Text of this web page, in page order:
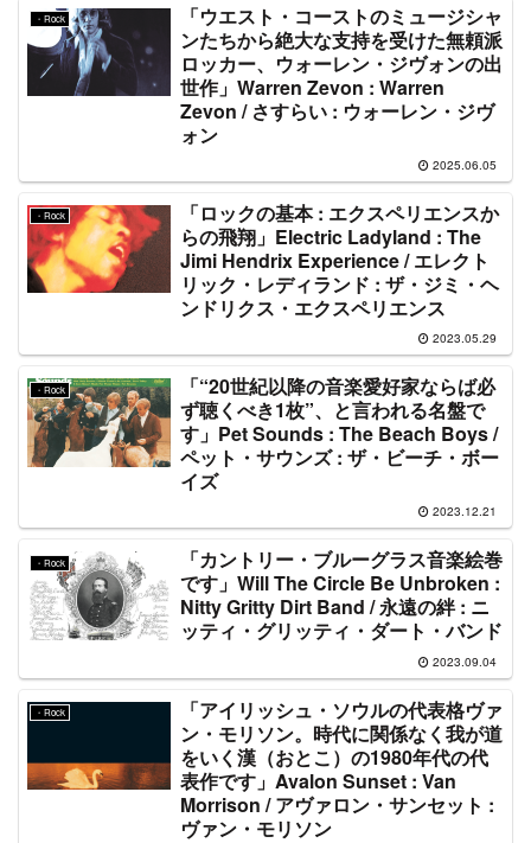
・Rock
「ウエスト・コーストのミュージシャ
ンたちから絶大な支持を受けた無頼派
ロッカー、ウォーレン・ジヴォンの出
世作」Warren Zevon : Warren
Zevon / さすらい : ウォーレン・ジヴ
ォン
2025.06.05
・Rock
「ロックの基本 : エクスペリエンスか
らの飛翔」Electric Ladyland : The
Jimi Hendrix Experience / エレクト
リック・レディランド : ザ・ジミ・ヘ
ンドリクス・エクスペリエンス
2023.05.29
・Rock
「“20世紀以降の音楽愛好家ならば必
ず聴くべき1枚”、と言われる名盤で
す」Pet Sounds : The Beach Boys /
ペット・サウンズ : ザ・ビーチ・ボー
イズ
2023.12.21
・Rock
「カントリー・ブルーグラス音楽絵巻
です」Will The Circle Be Unbroken :
Nitty Gritty Dirt Band / 永遠の絆 : ニ
ッティ・グリッティ・ダート・バンド
2023.09.04
・Rock
「アイリッシュ・ソウルの代表格ヴァ
ン・モリソン。時代に関係なく我が道
をいく漢（おとこ）の1980年代の代
表作です」Avalon Sunset : Van
Morrison / アヴァロン・サンセット :
ヴァン・モリソン